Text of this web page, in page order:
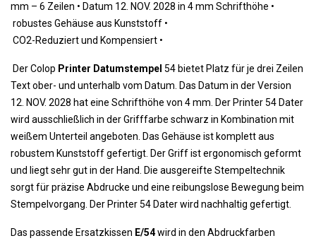
mm – 6 Zeilen • Datum 12. NOV. 2028 in 4 mm Schrifthöhe •
robustes Gehäuse aus Kunststoff •
CO2-Reduziert und Kompensiert •
Der Colop Printer Datumstempel 54 bietet Platz für je drei Zeilen
Text ober- und unterhalb vom Datum. Das Datum in der Version
12. NOV. 2028 hat eine Schrifthöhe von 4 mm. Der Printer 54 Dater
wird ausschließlich in der Grifffarbe schwarz in Kombination mit
weißem Unterteil angeboten. Das Gehäuse ist komplett aus
robustem Kunststoff gefertigt. Der Griff ist ergonomisch geformt
und liegt sehr gut in der Hand. Die ausgereifte Stempeltechnik
sorgt für präzise Abdrucke und eine reibungslose Bewegung beim
Stempelvorgang. Der Printer 54 Dater wird nachhaltig gefertigt.
Das passende Ersatzkissen E/54wird in den Abdruckfarben